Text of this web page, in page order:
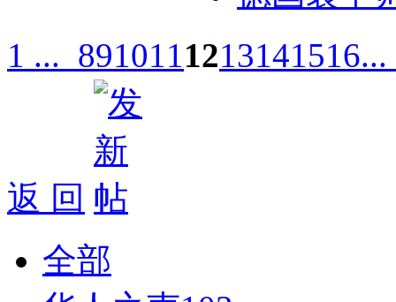
1 ... 891011 1213141516...
返 回
全部